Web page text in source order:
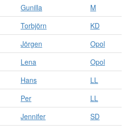
Gunilla
M
Torbjörn
KD
Jörgen
Opol
Lena
Opol
Hans
LL
Per
LL
Jennifer
SD